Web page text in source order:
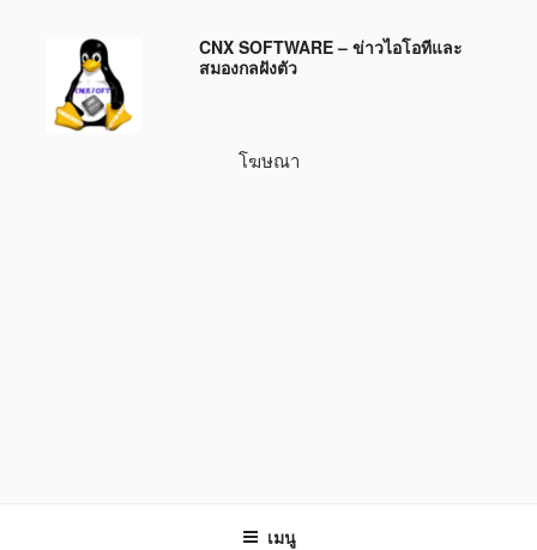
บทความ
CNX SOFTWARE – ข่าวไอโอทีและ
สมองกลฝังตัว
โฆษณา
เมนู